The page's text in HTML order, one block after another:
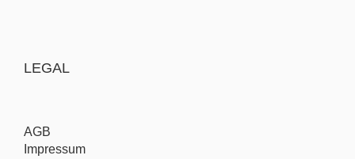
LEGAL
AGB
Impressum